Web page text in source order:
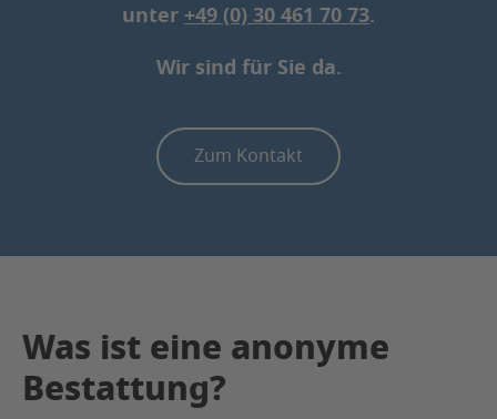
unter +49 (0) 30 461 70 73.
Wir sind für Sie da.
Zum Kontakt
Was ist eine anonyme
Bestattung?